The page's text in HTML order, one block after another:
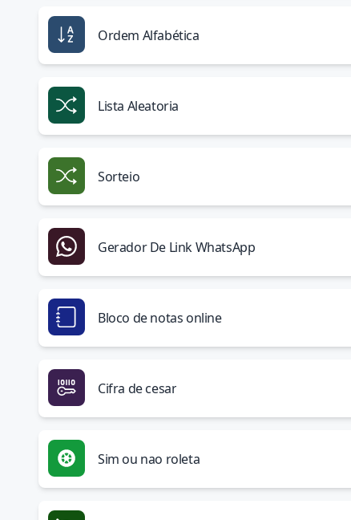
Ordem Alfabética
Lista Aleatoria
Sorteio
Gerador De Link WhatsApp
Bloco de notas online
Cifra de cesar
Sim ou nao roleta